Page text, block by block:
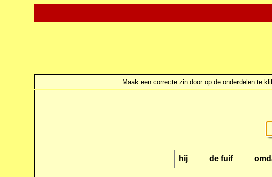
Maak een correcte zin door op de onderdelen te
hij de fuif